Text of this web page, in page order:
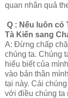
quan nhân quả
Q : Nếu luôn có
Tà Kiến sang
A: Đừng chấp
chúng ta. Chúng
hiểu biết của
vào bản thân
tại này. Cái
với điều chúng ta